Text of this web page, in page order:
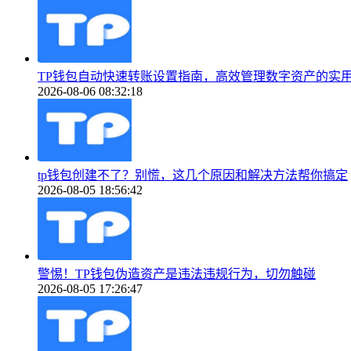
TP钱包自动快速转账设置指南，高效管理数字资产的实
2026-08-06 08:32:18
tp钱包创建不了？别慌，这几个原因和解决方法帮你搞定
2026-08-05 18:56:42
警惕！TP钱包伪造资产是违法违规行为，切勿触碰
2026-08-05 17:26:47